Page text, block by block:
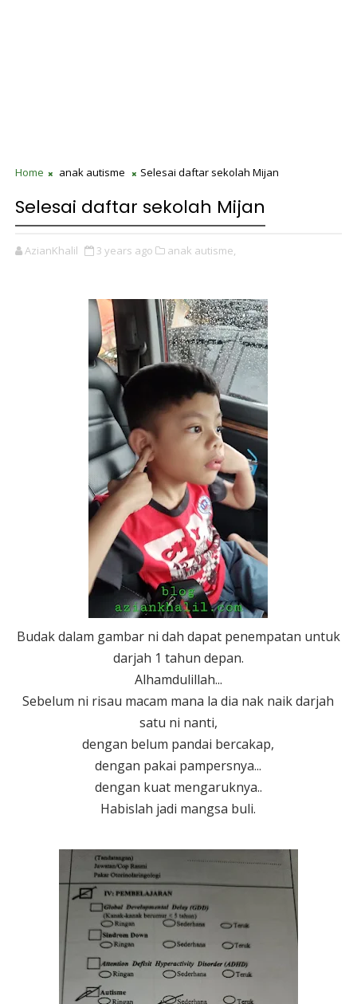
Home anak autisme Selesai daftar sekolah Mijan
Selesai daftar sekolah Mijan
AzianKhalil 3 years ago anak autisme,
Budak dalam gambar ni dah dapat penempatan untuk
darjah 1 tahun depan.
Alhamdulillah...
Sebelum ni risau macam mana la dia nak naik darjah
satu ni nanti,
dengan belum pandai bercakap,
dengan pakai pampersnya...
dengan kuat mengaruknya..
Habislah jadi mangsa buli.